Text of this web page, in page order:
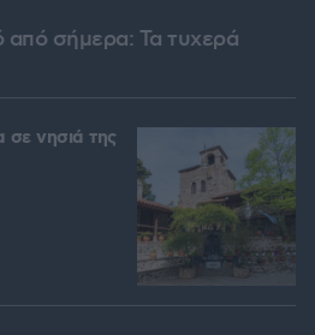
σήμερα: Τα τυχερά
σε νησιά της